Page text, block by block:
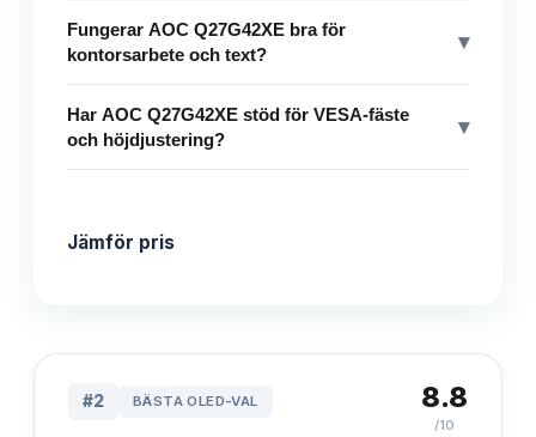
Fungerar AOC Q27G42XE bra för
kontorsarbete och text?
▾
Har AOC Q27G42XE stöd för VESA-fäste
och höjdjustering?
▾
Jämför pris
#2 BÄSTA OLED-VAL 8.8
/10